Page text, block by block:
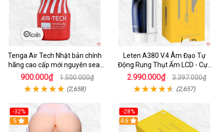
Tenga Air Tech Nhật bản chính
hãng cao cấp mới nguyên seal
giá tốt
900.000₫ 1.500.000₫
(2,658)
Leten A380 V.4 Âm Đạo Tự
Động Rung Thụt Ấm LCD - Cực
Phê
2.990.000₫ 3.397.000₫
(2,657)
-32%
Hot
5
-28%
Hot
4.6